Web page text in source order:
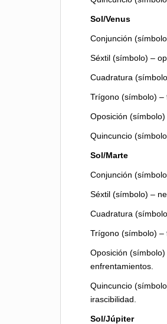
Sol/Venus
Conjunción
Séxtil (símbolo) –
Cuadratura
Trígono (símbolo) –
Oposición
Quincuncio
Sol/Marte
Conjunción
Séxtil (símbolo) –
Cuadratura
Trígono (símbolo) –
Oposición
enfrentamientos.
Quincuncio
irascibilidad.
Sol/Júpiter